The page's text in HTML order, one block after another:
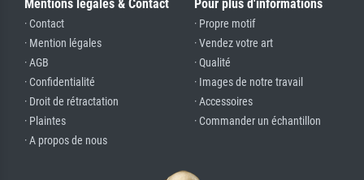
Mentions légales & Contact
· Contact
· Mention légales
· AGB
· Confidentialité
· Droit de rétractation
· Plaintes
· A propos de nous
Pour plus d'informations
· Propre motif
· Vendez votre art
· Qualité
· Images de notre travail
· Accessoires
· Commander un échantillon